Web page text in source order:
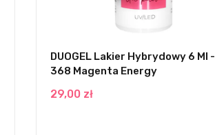
DUOGEL Lakier Hybrydowy 6 Ml -
368 Magenta Energy
29,00 zł